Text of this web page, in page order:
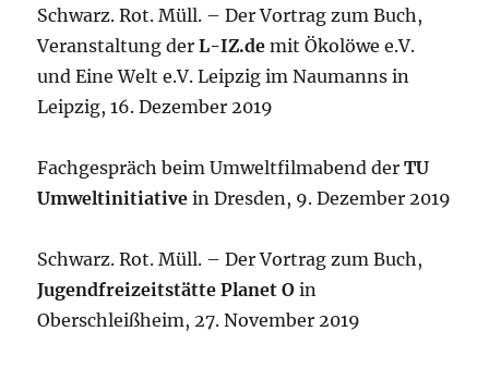
Schwarz. Rot. Müll. – Der Vortrag zum Buch,
Veranstaltung derL-IZ.de mit Ökolöwe e.V.
und Eine Welt e.V. Leipzig im Naumanns in
Leipzig, 16. Dezember 2019
Fachgespräch beim Umweltfilmabend der TU
Umweltinitiative in Dresden, 9. Dezember 2019
Schwarz. Rot. Müll. – Der Vortrag zum Buch,
Jugendfreizeitstätte Planet O in
Oberschleißheim, 27. November 2019